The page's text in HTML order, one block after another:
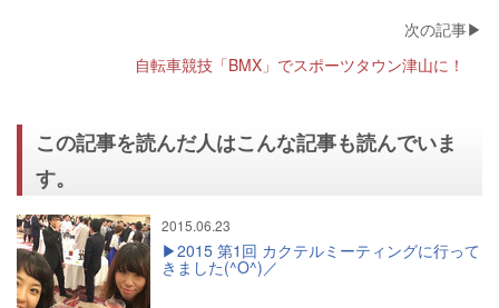
自転車競技「BMX」でスポーツタウン津山に！
この記事を読んだ人はこんな記事も読んでいま
す。
2015.06.23
2015 第1回 カクテルミーティングに行って
きました(^O^)／